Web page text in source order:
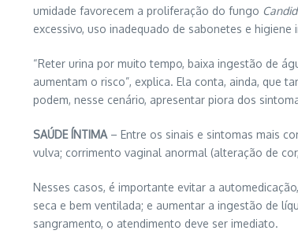
umidade favorecem a proliferação do fungo
excessivo, uso inadequado de sabonetes e
“Reter urina por muito tempo, baixa ingestão de
aumentam o risco”, explica. Ela conta, ainda, que
podem, nesse cenário, apresentar piora dos
SAÚDE ÍNTIMA – Entre os sinais e sintomas mais
vulva; corrimento vaginal anormal (alteração de
Nesses casos, é importante evitar a
seca e bem ventilada; e aumentar a ingestão de
sangramento, o atendimento deve ser imediato.